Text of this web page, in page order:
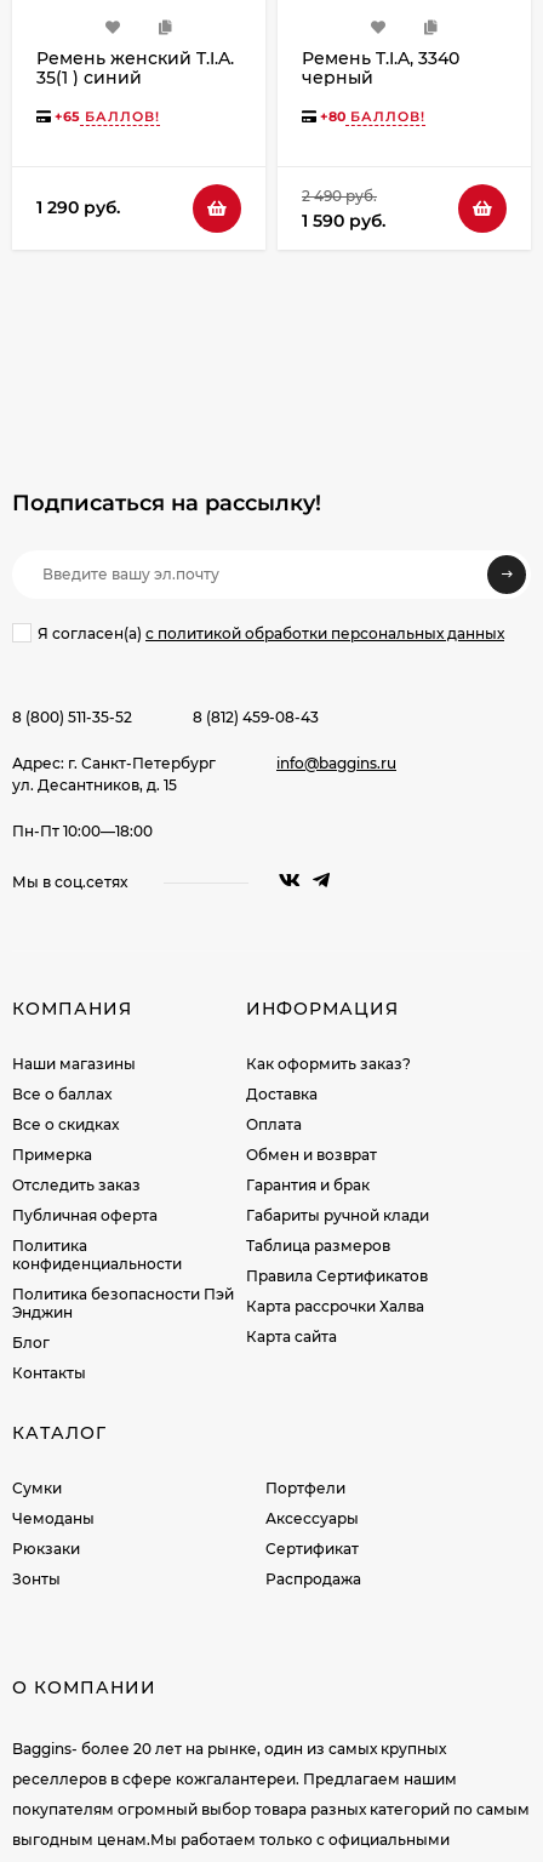
Ремень женский T.I.A.
35(1 ) синий
+65 БАЛЛОВ!
1 290 руб.
Ремень T.I.A, 3340
черный
+80 БАЛЛОВ!
2 490 руб.
1 590 руб.
Подписаться на рассылкy!
Я согласен(a) с политикой обработки персональных данных
8 (800) 511-35-52 8 (812) 459-08-43
Адрес: г. Санкт-Петербург
ул. Десантников, д. 15
info@baggins.ru
Пн-Пт 10:00—18:00
Мы в соц.сетях
КОМПАНИЯ
Наши магазины
Все о баллах
Все о скидках
Примерка
Отследить заказ
Публичная оферта
Политика
конфиденциальности
Политика безопасности Пэй
Энджин
Блог
Контакты
ИНФОРМАЦИЯ
Как оформить заказ?
Доставка
Оплата
Обмен и возврат
Гарантия и брак
Габариты ручной клади
Таблица размеров
Правила Сертификатов
Карта рассрочки Халва
Карта сайта
КАТАЛОГ
Сумки
Чемоданы
Рюкзаки
Зонты
Портфели
Аксессуары
Сертификат
Распродажа
О КОМПАНИИ
Baggins- более 20 лет на рынке, один из самых крупных
реселлеров в сфере кожгалантереи. Предлагаем нашим
покупателям огромный выбор товара разных категорий по самым
выгодным ценам.Мы работаем только с официальными